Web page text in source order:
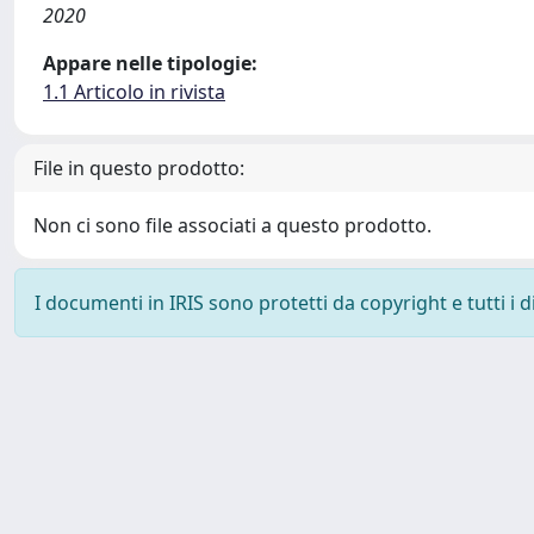
2020
Appare nelle tipologie:
1.1 Articolo in rivista
File in questo prodotto:
Non ci sono file associati a questo prodotto.
I documenti in IRIS sono protetti da copyright e tutti i